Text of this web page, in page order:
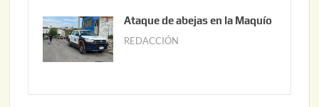
,
2
0
6
n
i
o
Ataque de abejas en la Maquío
REDACCIÓN
o